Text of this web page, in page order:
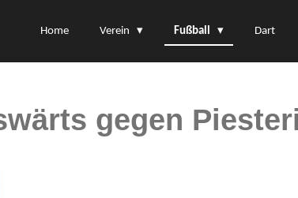
Home Verein Fußball Dart
gegen